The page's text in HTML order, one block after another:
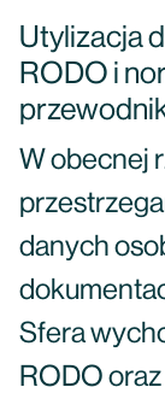
Utylizacja
RODO i
W obecnej
danych
Sfera
RODO